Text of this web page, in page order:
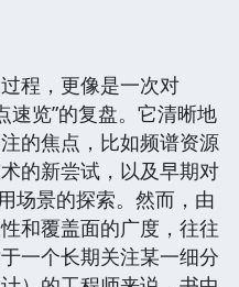
程，更像是一次对
速览”的复盘。它清晰地
的焦点，比如频谱资源
的新尝试，以及早期对
场景的探索。然而，由
和覆盖面的广度，往往
一个长期关注某一细分